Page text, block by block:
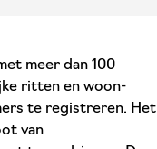
meer dan 100
ritten en woon-
te registreren. Het
van